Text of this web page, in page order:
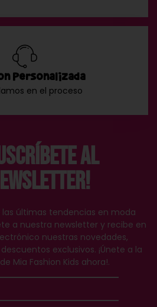
Personalizada
en el proceso
al
las últimas tendencias en moda
a nuestra newsletter y recibe en
nuestras novedades,
exclusivos. ¡Únete a la
Mia Fashion Kids ahora!.